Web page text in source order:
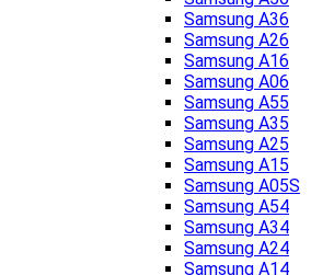
Samsung A36
Samsung A26
Samsung A16
Samsung A06
Samsung A55
Samsung A35
Samsung A25
Samsung A15
Samsung A05S
Samsung A54
Samsung A34
Samsung A24
Samsung A14